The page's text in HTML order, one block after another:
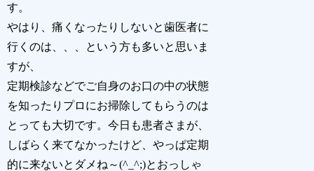
す。
やはり、痛くなったりしないと歯医者に
行くのは、、、という方も多いと思いま
すが、
定期検診などでご自身のお口の中の状態
を知ったりプロにお掃除してもらうのは
とっても大切です。今日も患者さまが、
しばらく来てなかったけど、やっぱ定期
的に来ないとダメね～(^_^;)とおっしゃ